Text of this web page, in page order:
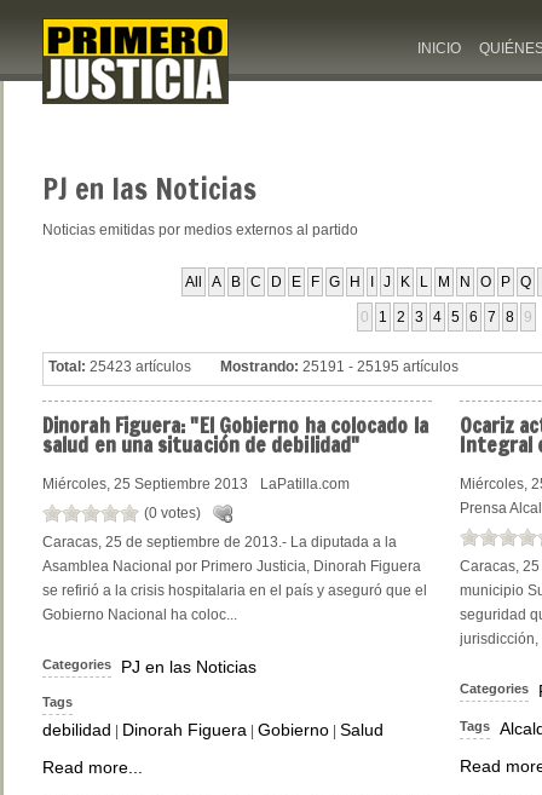
INICIO
PJ en las Noticias
Noticias emitidas por medios externos al partido
All A B C D E F G H J K L M N O P Q
0 1 2 3 4 5 6 7 8 9
Total: 25423 artículos Mostrando: 25191 - 25195 artículos
DinorahFiguera: "El Gobierno ha colocado la
salud en una situación de debilidad"
Miércoles, 25 Septiembre 2013
LaPatilla.com
(0 votes)
Caracas, 25 de septiembre de 2013.- La diputada a la
Asamblea Nacional por Primero Justicia, Dinorah Figuera
se refirió a la crisis hospitalaria en el país y aseguró que el
Gobierno Nacional ha coloc...
Categories PJ en las Noticias
Tags
debilidad Dinorah Figuera Gobierno Salud
Read more...
Ocariz
Integral
Miércoles,
Prensa
Caracas,
municipio
seguridad
jurisdicción,
Categories
Tags
Read